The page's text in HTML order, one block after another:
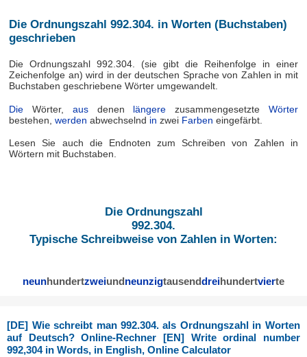
Die Ordnungszahl 992.304. in Worten (Buchstaben)
geschrieben
Die Ordnungszahl 992.304. (sie gibt die Reihenfolge in einer
Zeichenfolge an) wird in der deutschen Sprache von Zahlen in mit
Buchstaben geschriebene Wörter umgewandelt.
Die Wörter, ausdenen längere zusammengesetzte Wörter
bestehen,werden abwechselnd in zwei Farben eingefärbt.
Lesen Sie auch die Endnoten zum Schreiben von Zahlen in
Wörtern mit Buchstaben.
Die Ordnungszahl
992.304.
Typische Schreibweise von Zahlen in Worten:
neunhundertzweiundneunzigtausenddreihundertvierte
[DE] Wie schreibt man 992.304. als Ordnungszahl in Worten
auf Deutsch? Online-Rechner [EN] Write ordinal number
992,304 in Words, in English, Online Calculator